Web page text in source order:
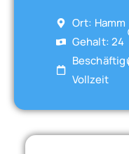
Ort: Hamm
Gehalt: 24
Vollzeit